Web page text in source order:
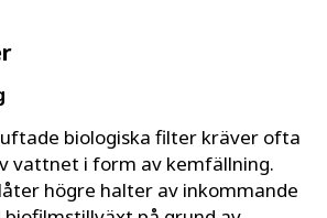
biologiska filter kräver ofta
vattnet i form av kemfällning.
högre halter av inkommande